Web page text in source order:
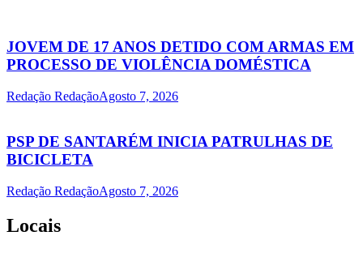
JOVEM DE 17 ANOS DETIDO COM ARMAS EM
PROCESSO DE VIOLÊNCIA DOMÉSTICA
Redação RedaçãoAgosto 7, 2026
PSP DE SANTARÉM INICIA PATRULHAS DE
BICICLETA
Redação RedaçãoAgosto 7, 2026
Locais